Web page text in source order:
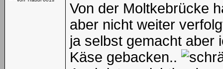
Von der Moltkebrücke
aber nicht weiter
ja selbst gemacht aber
Käse gebacken..